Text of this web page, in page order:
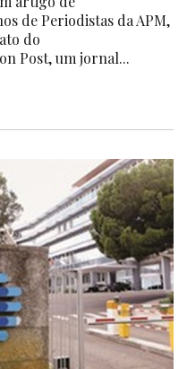
de Periodistas da APM,
do
Post, um jornal...